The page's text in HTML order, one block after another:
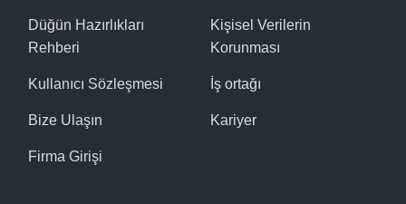
Düğün Hazırlıkları
Rehberi
Kullanıcı Sözleşmesi
Bize Ulaşın
Firma Girişi
Kişisel Verilerin
Korunması
İş ortağı
Kariyer